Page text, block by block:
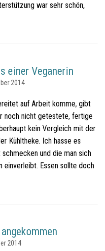
war sehr schön,
einer Veganerin
2014
auf Arbeit komme, gibt
noch nicht getestete, fertige
kein Vergleich mit der
Kühltheke. Ich hasse es
und die man sich
einverleibt. Essen sollte doch
2014